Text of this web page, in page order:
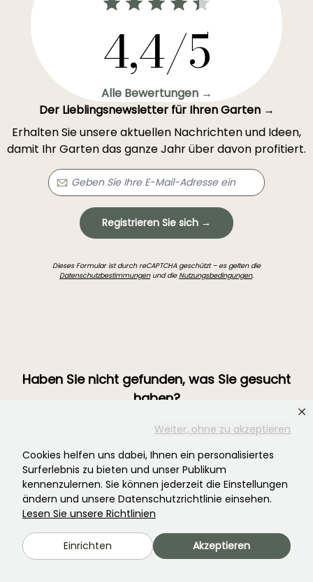
Weiter, ohne zu akzeptieren
Cookies helfen uns dabei, Ihnen ein personalisiertes
Surferlebnis zu bieten und unser Publikum
kennenzulernen. Sie können jederzeit die Einstellungen
ändern und unsere Datenschutzrichtlinie einsehen.
Lesen Sie unsere Richtlinien
Einrichten Akzeptieren
4,4/5
Alle Bewertungen →
Der Lieblingsnewsletter für Ihren Garten →
Erhalten Sie unsere aktuellen Nachrichten und Ideen,
damit Ihr Garten das ganze Jahr über davon profitiert.
Registrieren Sie sich →
Dieses Formular ist durch reCAPTCHA geschützt – es gelten die
Datenschutzbestimmungenund dieNutzungsbedingungen.
Haben Sie nicht gefunden, was Sie gesucht
haben?
Treten Sie der Community der Pflanzenverrückten bei!